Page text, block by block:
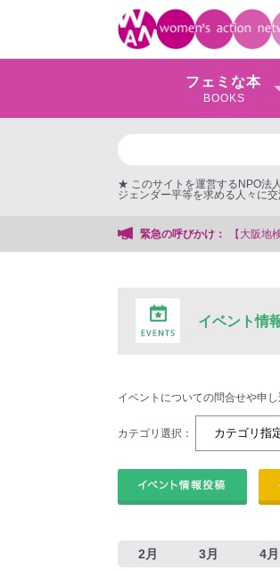
フェミな本
BOOKS
★ このサイトを運営するNPO法
ジェンダー平等を求める人々に交
緊急の呼びかけ：
【大阪地検検事正による女性検事への性的暴行
イベント情
イベントについての問合せや申
カテゴリ選択：
2月 3月 4月